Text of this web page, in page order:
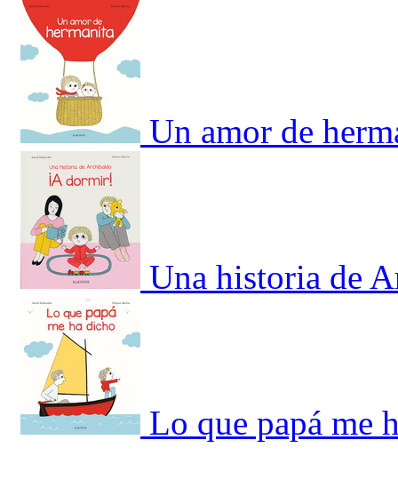
Un amor de
Una historia de
Lo que papá me